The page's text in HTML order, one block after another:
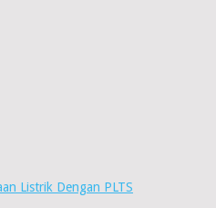
Listrik Dengan PLTS